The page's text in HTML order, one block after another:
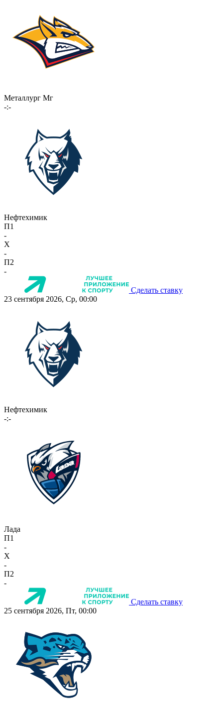
Металлург Мг
-:-
Нефтехимик
П1
-
X
-
П2
-
Сделать ставку
23 сентября 2026, Ср, 00:00
Нефтехимик
-:-
Лада
П1
-
X
-
П2
-
Сделать ставку
25 сентября 2026, Пт, 00:00